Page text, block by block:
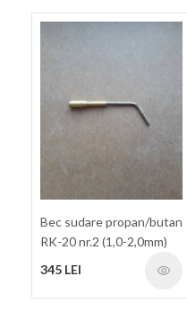
Bec sudare propan/butan
RK-20 nr.2 (1,0-2,0mm)
345 LEI